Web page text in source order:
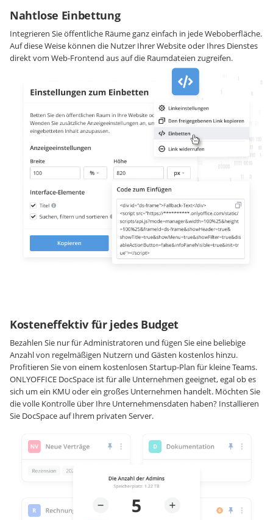
Nahtlose Einbettung
Integrieren Sie öffentliche Räume ganz einfach in jede Weboberfläche.
Auf diese Weise können die Nutzer Ihrer Website oder Ihres Dienstes
direkt vom Web-Frontend aus auf die Raumdateien zugreifen.
Kosteneffektiv für jedes Budget
Bezahlen Sie nur für Administratoren und fügen Sie eine beliebige
Anzahl von regelmäßigen Nutzern und Gästen kostenlos hinzu.
Profitieren Sie von einem kostenlosen Startup-Plan für kleine Teams.
ONLYOFFICE DocSpace ist für alle Unternehmen geeignet, egal ob es
sich um ein KMU oder ein großes Unternehmen handelt. Möchten Sie
die volle Kontrolle über Ihre Unternehmensdaten haben? Installieren
Sie DocSpace auf Ihrem privaten Server.